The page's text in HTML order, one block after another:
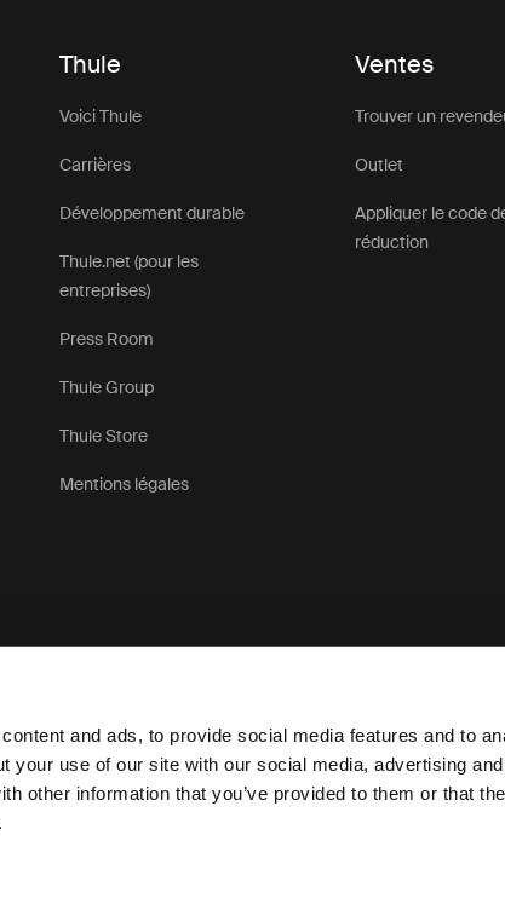
and ads, to provide social media features and to
your use of our site with our social media, advertising
other information that you’ve provided to them or that
Thule
Voici Thule
Carrières
Développement durable
Thule.net (pour les
entreprises)
Press Room
Thule Group
Thule Store
Mentions légales
Ventes
Trouver un
Outlet
Appliquer le code
réduction
Déclaration de confidentialité